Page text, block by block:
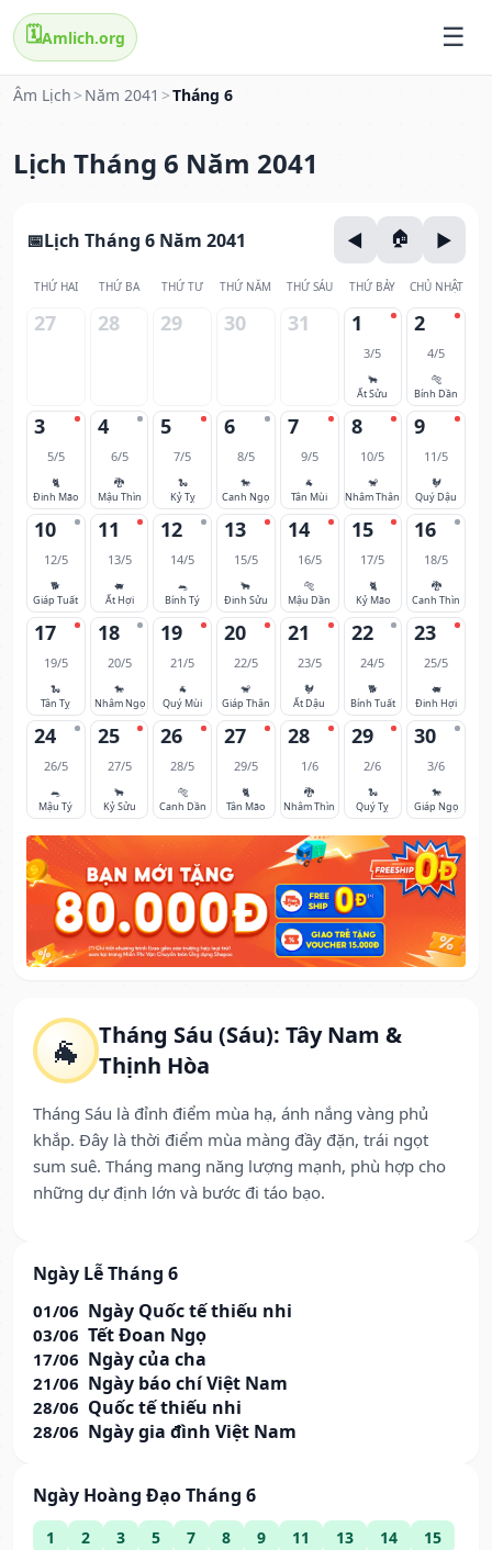
🗓️Amlich.org
Âm Lịch > Năm 2041 >Tháng 6
Lịch Tháng 6 Năm 2041
🐐
Tháng Sáu (Sáu): Tây Nam &
Thịnh Hòa
Tháng Sáu là đỉnh điểm mùa hạ, ánh nắng vàng phủ
khắp. Đây là thời điểm mùa màng đầy đặn, trái ngọt
sum suê. Tháng mang năng lượng mạnh, phù hợp cho
những dự định lớn và bước đi táo bạo.
Ngày Lễ Tháng 6
01/06 Ngày Quốc tế thiếu nhi
03/06 Tết Đoan Ngọ
17/06 Ngày của cha
21/06 Ngày báo chí Việt Nam
28/06 Quốc tế thiếu nhi
28/06 Ngày gia đình Việt Nam
Ngày Hoàng Đạo Tháng 6
1 2 3 5 7 8 9 11 13 14
15
Lịch Tháng 6 Năm 2041
THỨ HAI THỨ BA THỨ TƯ THỨ NĂM THỨ SÁU THỨ BẢY CHỦ NHẬT
27 28 29 30 31 1
3/5
🐂
Ất Sửu
2
4/5
🐅
Bính Dần
3
5/5
🐈
Đinh Mão
4
6/5
🐉
Mậu Thìn
5
7/5
🐍
Kỷ Tỵ
6
8/5
🐎
Canh Ngọ
7
9/5
🐐
Tân Mùi
8
10/5
🐒
Nhâm Thân
9
11/5
🐓
Quý Dậu
10
12/5
🐕
Giáp Tuất
11
13/5
🐖
Ất Hợi
12
14/5
🐀
Bính Tý
13
15/5
🐂
Đinh Sửu
14
16/5
🐅
Mậu Dần
15
17/5
🐈
Kỷ Mão
16
18/5
🐉
Canh Thìn
17
19/5
🐍
Tân Tỵ
18
20/5
🐎
Nhâm Ngọ
19
21/5
🐐
Quý Mùi
20
22/5
🐒
Giáp Thân
21
23/5
🐓
Ất Dậu
22
24/5
🐕
Bính Tuất
23
25/5
🐖
Đinh Hợi
24
26/5
🐀
Mậu Tý
25
27/5
🐂
Kỷ Sửu
26
28/5
🐅
Canh Dần
27
29/5
🐈
Tân Mão
28
1/6
🐉
Nhâm Thìn
29
2/6
🐍
Quý Tỵ
30
3/6
🐎
Giáp Ngọ